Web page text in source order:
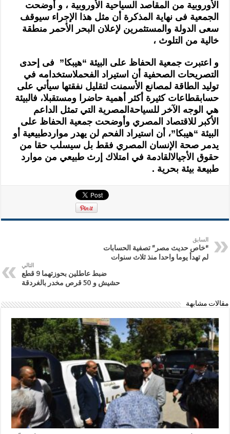
الأوروبية من المقاصد السياحية الأوروبية ، و أوضحت
الجمعية فى نهاية المذكرة أن مثل هذا الإجراء سيوقف
سعى الدولة والمستثمرين لإعلان البحر الأحمر منطقة
خالية من التلوث ،
و اعتبرت جمعية الحفاظ على البيئة “هيبكا” فى إحدى
التصريحات الصحفية أن استيراد الفحملاستخدامه في
توليد الطاقة لمصانع الأسمنت لتقليل نفقتها سيأتي على
حسابقطاعات كثيرة أكثر أهمية حاضرا ومستقبلا، فالبيئة
هي الوجه الآخر للسياحة المصرية التي تمثل الداعم
الأكبر للاقتصاد المصري وأوضحت جمعية الحفاظ على
البيئة “هيبكا”، أن استيراد الفحم لن يهدر مواردطبيعية أو
يدمر صحة الإنسان المصري فقط بل سيسلب حقا من
حقوق الأجيالالقادمة في امتلاك إرث طبيعي من موارد
طبيعة بيئة بحرية .
السابق
“خاص حديث مصر” تصفية الحسابات
لم تهدأ يوما واحدا منذ ثلاث سنوات
التالي
ضبط عاطلين بحوزتهما 9 قطع
حشيش و 50 قرص مخدر بالغردقة
مقالات مشابهة